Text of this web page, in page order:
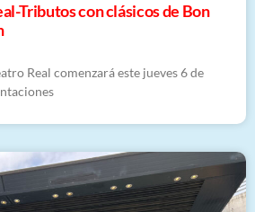
Tributos con clásicos de Bon
Real comenzará este jueves 6 de